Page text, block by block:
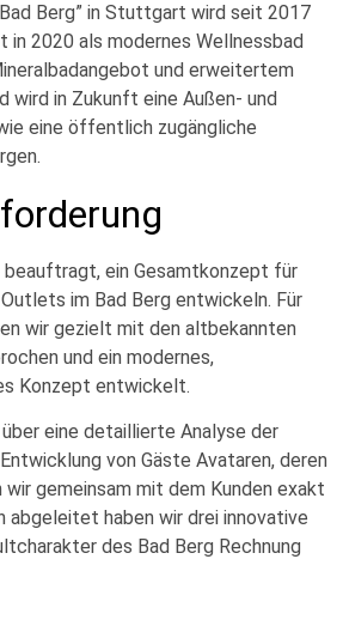
Berg” in Stuttgart wird seit 2017
2020 als modernes Wellnessbad
und erweitertem
wird in Zukunft eine Außen- und
eine öffentlich zugängliche
beauftragt, ein Gesamtkonzept für
im Bad Berg entwickeln. Für
wir gezielt mit den altbekannten
und ein modernes,
Konzept entwickelt.
eine detaillierte Analyse der
von Gäste Avataren, deren
gemeinsam mit dem Kunden exakt
abgeleitet haben wir drei innovative
des Bad Berg Rechnung